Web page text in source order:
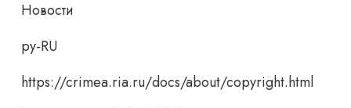
Новости
ру-RU
https://crimea.ria.ru/docs/about/copyright.html